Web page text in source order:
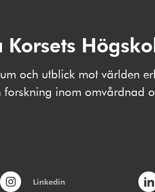
Korsets
och utblick mot världen
inom omvårdnad
Linkedin